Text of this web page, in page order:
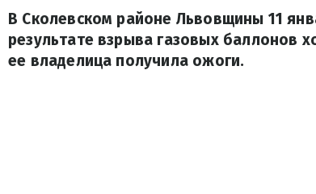
В Сколевском районе Львовщины 11
результате взрыва газовых баллонов
ее владелица получила ожоги.